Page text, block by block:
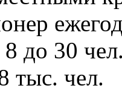
8 до 30
тыс. чел.